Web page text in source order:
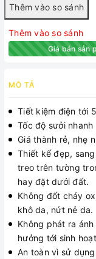
Thêm vào so sánh
Giá bán sản
MÔ TẢ
Tiết kiệm điện tới
Tốc độ sưởi nhanh
Giá thành rẻ, nhẹ
Thiết kế đẹp,
treo trên tường
hay đặt dưới đất.
Không đốt cháy
khô da, nứt nẻ da.
Không phát ra
hưởng tới sinh
An toàn vì sử